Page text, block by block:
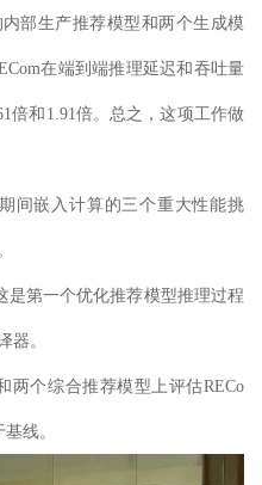
部生产推荐模型和两个生成模
在端到端推理延迟和吞吐量
倍和1.91倍。总之，这项工作做
间嵌入计算的三个重大性能挑
是第一个优化推荐模型推理过程
器。
两个综合推荐模型上评估RECo
线。